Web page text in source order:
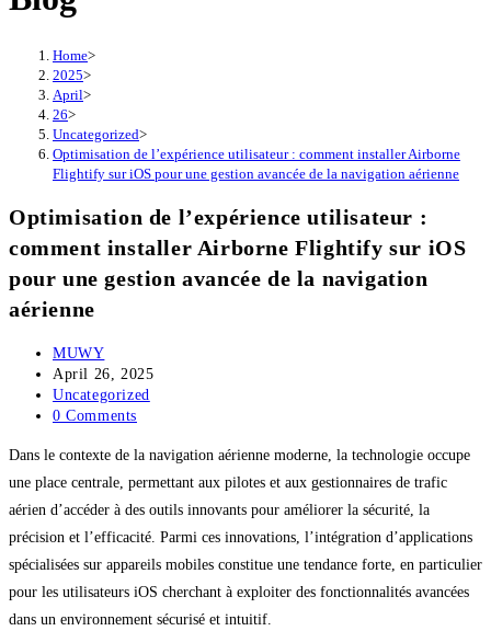
Home>
2025>
April>
26>
Uncategorized>
Optimisation de l’expérience utilisateur : comment installer Airborne
Flightify sur iOS pour une gestion avancée de la navigation aérienne
Optimisation de l’expérience utilisateur :
comment installer Airborne Flightify sur iOS
pour une gestion avancée de la navigation
aérienne
Post
author:
MUWY
Post
published:
April 26, 2025
Post
category:
Uncategorized
Post
0 Comments
Dans le contexte de la navigation aérienne moderne, la technologie occupe
une place centrale, permettant aux pilotes et aux gestionnaires de trafic
aérien d’accéder à des outils innovants pour améliorer la sécurité, la
précision et l’efficacité. Parmi ces innovations, l’intégration d’applications
spécialisées sur appareils mobiles constitue une tendance forte, en particulier
pour les utilisateurs iOS cherchant à exploiter des fonctionnalités avancées
dans un environnement sécurisé et intuitif.